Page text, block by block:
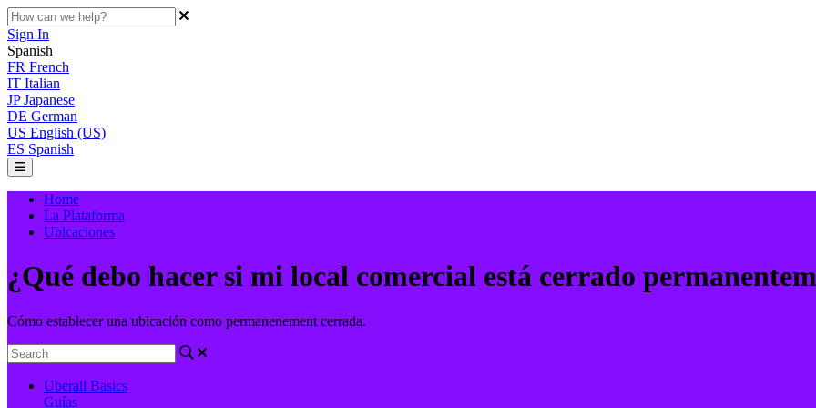
Sign In
Spanish
FR French
IT Italian
JP Japanese
DE German
US English (US)
ES Spanish
Home
La Plataforma
Ubicaciones
¿Qué debo hacer si mi local comercial está cerrado
Cómo establecer una ubicación como permanenement cerrada.
Uberall Basics
Guías